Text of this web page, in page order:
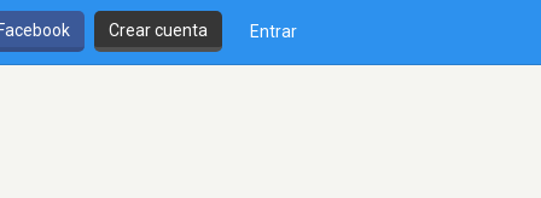
Crear cuenta Entrar